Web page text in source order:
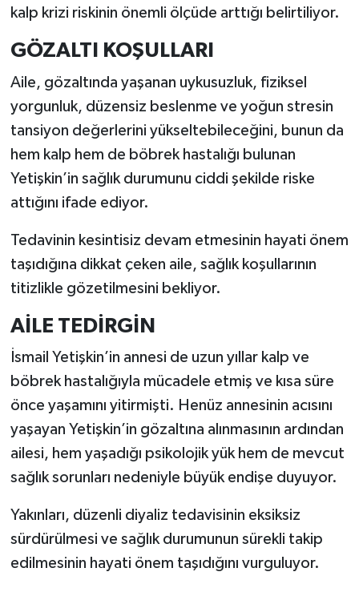
kalp krizi riskinin önemli ölçüde arttığı belirtiliyor.
GÖZALTI KOŞULLARI
Aile, gözaltında yaşanan uykusuzluk, fiziksel
yorgunluk, düzensiz beslenme ve yoğun stresin
tansiyon değerlerini yükseltebileceğini, bunun da
hem kalp hem de böbrek hastalığı bulunan
Yetişkin’in sağlık durumunu ciddi şekilde riske
attığını ifade ediyor.
Tedavinin kesintisiz devam etmesinin hayati önem
taşıdığına dikkat çeken aile, sağlık koşullarının
titizlikle gözetilmesini bekliyor.
AİLE TEDİRGİN
İsmail Yetişkin’in annesi de uzun yıllar kalp ve
böbrek hastalığıyla mücadele etmiş ve kısa süre
önce yaşamını yitirmişti. Henüz annesinin acısını
yaşayan Yetişkin’in gözaltına alınmasının ardından
ailesi, hem yaşadığı psikolojik yük hem de mevcut
sağlık sorunları nedeniyle büyük endişe duyuyor.
Yakınları, düzenli diyaliz tedavisinin eksiksiz
sürdürülmesi ve sağlık durumunun sürekli takip
edilmesinin hayati önem taşıdığını vurguluyor.